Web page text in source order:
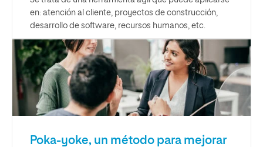
en: atención al cliente, proyectos de construcción,
desarrollo de software, recursos humanos, etc.
Poka-yoke, un método para mejorar